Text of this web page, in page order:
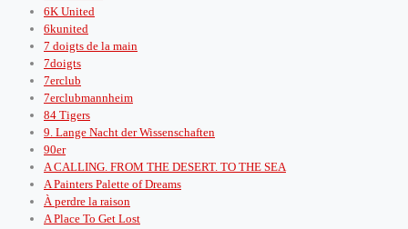
6K United
6kunited
7 doigts de la main
7doigts
7erclub
7erclubmannheim
84 Tigers
9. Lange Nacht der Wissenschaften
90er
A CALLING. FROM THE DESERT. TO THE SEA
A Painters Palette of Dreams
À perdre la raison
A Place To Get Lost